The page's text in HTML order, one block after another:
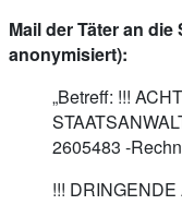
Mail der Täter an
anonymisiert):
„Betreff: !!!
2605483 -
!!!